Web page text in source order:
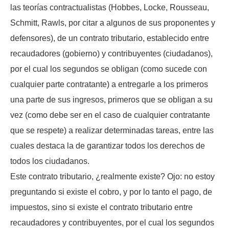
las teorías contractualistas (Hobbes, Locke, Rousseau,
Schmitt, Rawls, por citar a algunos de sus proponentes y
defensores), de un contrato tributario, establecido entre
recaudadores (gobierno) y contribuyentes (ciudadanos),
por el cual los segundos se obligan (como sucede con
cualquier parte contratante) a entregarle a los primeros
una parte de sus ingresos, primeros que se obligan a su
vez (como debe ser en el caso de cualquier contratante
que se respete) a realizar determinadas tareas, entre las
cuales destaca la de garantizar todos los derechos de
todos los ciudadanos.
Este contrato tributario, ¿realmente existe? Ojo: no estoy
preguntando si existe el cobro, y por lo tanto el pago, de
impuestos, sino si existe el contrato tributario entre
recaudadores y contribuyentes, por el cual los segundos